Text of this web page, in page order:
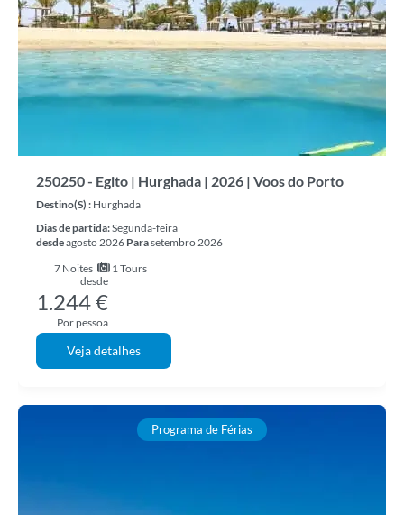
250250 - Egito | Hurghada | 2026 | Voos do Porto
Destino(s) : Hurghada
Dias de partida:Segunda-feira
desdeagosto 2026 Parasetembro 2026
7 Noites
1 Tours
desde
1.244 €
Por pessoa
Veja detalhes
Programa de Férias